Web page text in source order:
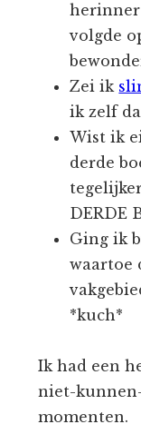
volgde
Zei ik
ik zelf
Wist ik
derde
DERDE
Ging ik
waartoe
*kuch*
Ik had een
niet-
momenten.